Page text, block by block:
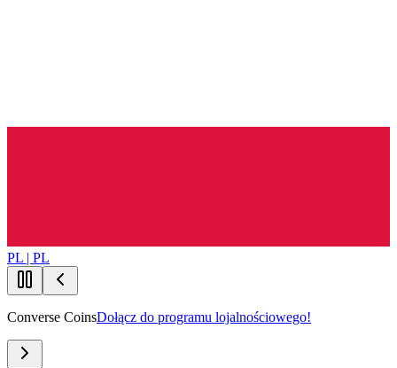
PL | PL
Converse CoinsDołącz do programu lojalnościowego!